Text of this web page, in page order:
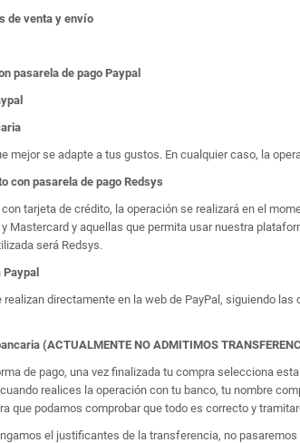
de venta y envío
pasarela de pago Paypal
mejor se adapte a tus gustos. En cualquier caso, la
con pasarela de pago Redsys
tarjeta de crédito, la operación se realizará en el
Mastercard y aquellas que permita usar nuestra
será Redsys.
realizan directamente en la web de PayPal, siguiendo
(ACTUALMENTE NO ADMITIMOS
de pago, una vez finalizada tu compra selecciona
realices la operación con tu banco, tu nombre
que podamos comprobar que todo es correcto y
el justificantes de la transferencia, no